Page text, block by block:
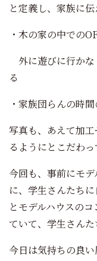
と定義し、家族に
・木の家の中での
外に遊びに行かな
る
・家族団らんの時
写真も、あえて加
るようにとこだわっ
今回も、事前にモ
に、学生さんたち
とモデルハウスの
ていて、学生さん
今日は気持ちの良